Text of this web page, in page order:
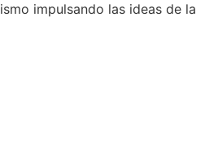
impulsando las ideas de la